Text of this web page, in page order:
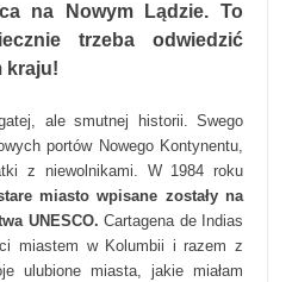
na Nowym Lądzie. To
trzeba odwiedzić
kraju!
ale smutnej historii. Swego
portów Nowego Kontynentu,
z niewolnikami. W 1984 roku
miasto wpisane zostały na
UNESCO. Cartagena de Indias
miastem w Kolumbii i razem z
ulubione miasta, jakie miałam